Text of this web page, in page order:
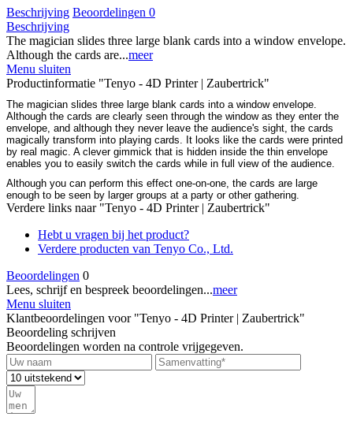
Beschrijving Beoordelingen 0
Beschrijving
The magician slides three large blank cards into a window envelope.
Although the cards are...meer
Menu sluiten
Productinformatie "Tenyo - 4D Printer | Zaubertrick"
The magician slides three large blank cards into a window envelope.
Although the cards are clearly seen through the window as they enter the
envelope, and although they never leave the audience's sight, the cards
magically transform into playing cards. It looks like the cards were printed
by real magic. A clever gimmick that is hidden inside the thin envelope
enables you to easily switch the cards while in full view of the audience.
Although you can perform this effect one-on-one, the cards are large
enough to be seen by larger groups at a party or other gathering.
Verdere links naar "Tenyo - 4D Printer | Zaubertrick"
Hebt u vragen bij het product?
Verdere producten van Tenyo Co., Ltd.
Beoordelingen 0
Lees, schrijf en bespreek beoordelingen...meer
Menu sluiten
Klantbeoordelingen voor "Tenyo - 4D Printer | Zaubertrick"
Beoordeling schrijven
Beoordelingen worden na controle vrijgegeven.